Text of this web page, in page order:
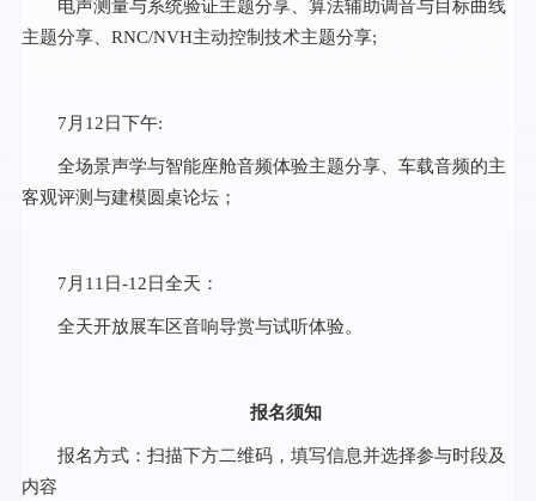
电声测量与系统验证主题分享、算法辅助调音与目标曲线
主题分享、RNC/NVH主动控制技术主题分享;
7月12日下午:
全场景声学与智能座舱音频体验主题分享、车载音频的主
客观评测与建模圆桌论坛；
7月11日-12日全天：
全天开放展车区音响导赏与试听体验。
报名须知
报名方式：扫描下方二维码，填写信息并选择参与时段及
内容